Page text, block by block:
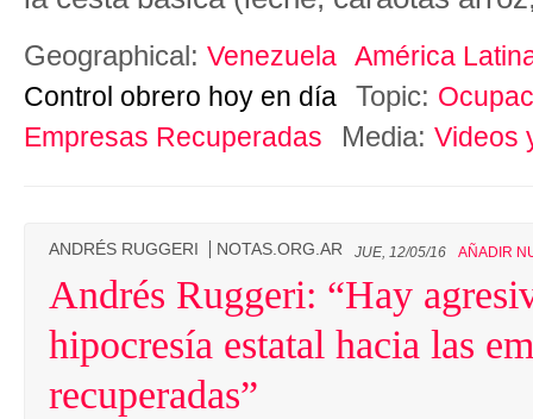
Geographical: Venezuela América
Control obrero hoy en día
Topic:
Empresas Recuperadas
Media: Videos
ANDRÉS RUGGERI NOTAS.ORG.AR JUE, 12/05/16 AÑADIR
Andrés Ruggeri: “Hay
hipocresía estatal hacia las
recuperadas”